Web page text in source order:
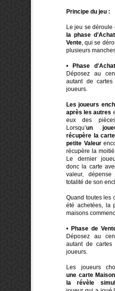
Principe du jeu :
Le jeu se déroule
la phase d’Achat
Vente , qui se
plusieurs
• Phase
Déposez au
autant de
joueurs.
Les joueurs
après les autres
eux des
Lorsqu’un
récupère la
petite Valeur
récupère la
Le dernier
donc la carte
valeur,
totalité de son
Quand toutes les
été achetées, la
maisons
• Phase de
Déposez au
autant de
joueurs.
Les joueurs
une carte
la révèle